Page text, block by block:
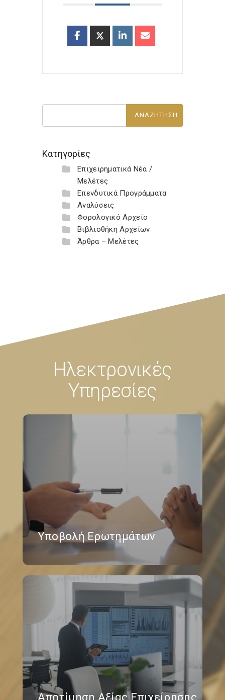
Κατηγορίες
Επιχειρηματικά Νέα /
Μελέτες
Επενδυτικά Προγράμματα
Αναλύσεις
Φορολογικό Αρχείο
Βιβλιοθήκη Αρχείων
Άρθρα – Μελέτες
Ηλεκτρονικές
Υπηρεσίες
Υποβολή Ερωτημάτων
Αποτίμηση Αξίας Επιχείρησης